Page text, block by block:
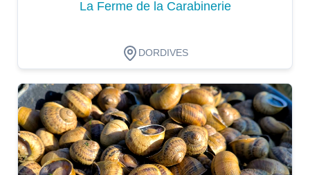
La Ferme de la Carabinerie
DORDIVES
Dégustation